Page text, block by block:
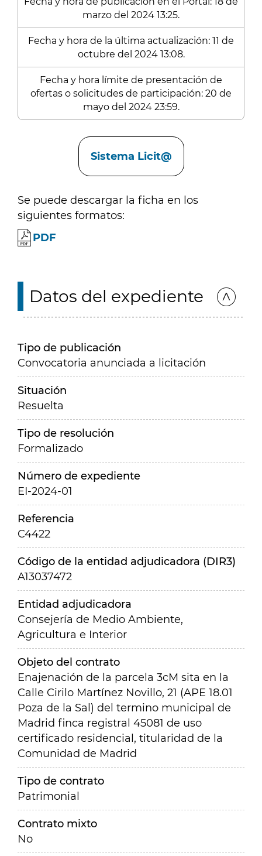
marzo del 2024 13:25.
Fecha y hora de la última actualización: 11 de
octubre del 2024 13:08.
Fecha y hora límite de presentación de
ofertas o solicitudes de participación: 20 de
mayo del 2024 23:59.
Sistema Licit@
Se puede descargar la ficha en los
siguientes formatos:
PDF
Datos del expediente
Tipo de publicación
Convocatoria anunciada a licitación
Situación
Resuelta
Tipo de resolución
Formalizado
Número de expediente
EI-2024-01
Referencia
C4422
Código de la entidad adjudicadora (DIR3)
A13037472
Entidad adjudicadora
Consejería de Medio Ambiente,
Agricultura e Interior
Objeto del contrato
Enajenación de la parcela 3cM sita en la
Calle Cirilo Martínez Novillo, 21 (APE 18.01
Poza de la Sal) del termino municipal de
Madrid finca registral 45081 de uso
certificado residencial, titularidad de la
Comunidad de Madrid
Tipo de contrato
Patrimonial
Contrato mixto
No